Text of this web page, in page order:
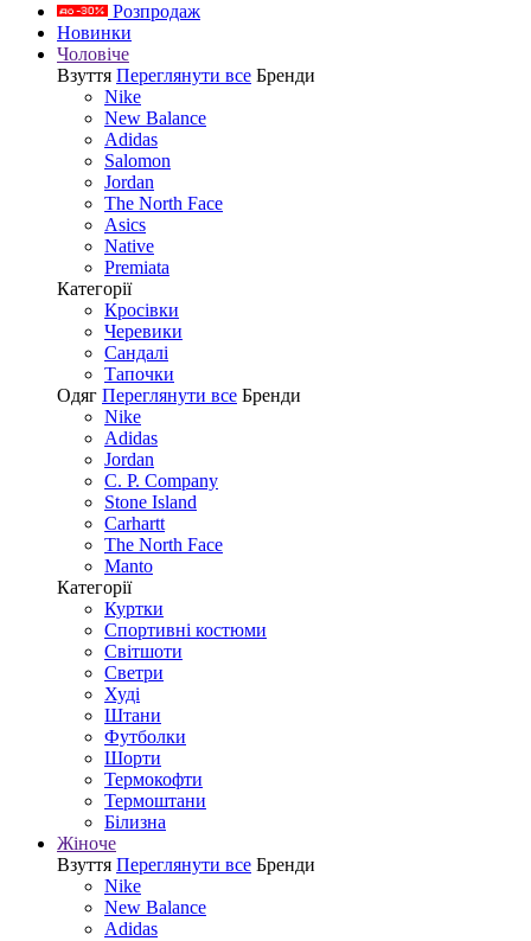
Розпродаж
Новинки
Чоловіче
Взуття Переглянути все Бренди
Nike
New Balance
Adidas
Salomon
Jordan
The North Face
Asics
Native
Premiata
Категорії
Кросівки
Черевики
Сандалі
Tапочки
Одяг Переглянути все Бренди
Nike
Adidas
Jordan
C. P. Company
Stone Island
Carhartt
The North Face
Manto
Категорії
Куртки
Спортивні костюми
Світшоти
Светри
Худі
Штани
Футболки
Шорти
Термокофти
Термоштани
Білизна
Жіноче
Взуття Переглянути все Бренди
Nike
New Balance
Adidas